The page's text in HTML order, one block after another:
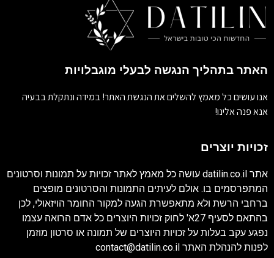
האתר בתהליך הנגשה לבעלי מוגבלויות
אנו עושים כל מאמץ להשלים את הנגשת האתר! במידה ונתקלת בבעיה
אנא פנה אלינו!
זכויות יוצרים
אתר datilin.co.il עושה כל מאמץ לאתר זכויות על תמונות וסרטונים
המתפרסמים בו. אולם לעיתים התמונות והסרטונים מופצים
ברחבי הרשת ולא מתאפשרת הגעה למקור החומר הויזאולי, לכן
בהתאם לסעיף 27א' לחוק זכויות היוצרים כל אדם הרואה עצמו
נפגע עקב בעלות על זכויות היוצרים של תמונה או סרטון מוזמן
לפנות להנהלת האתר contact@datilin.co.il